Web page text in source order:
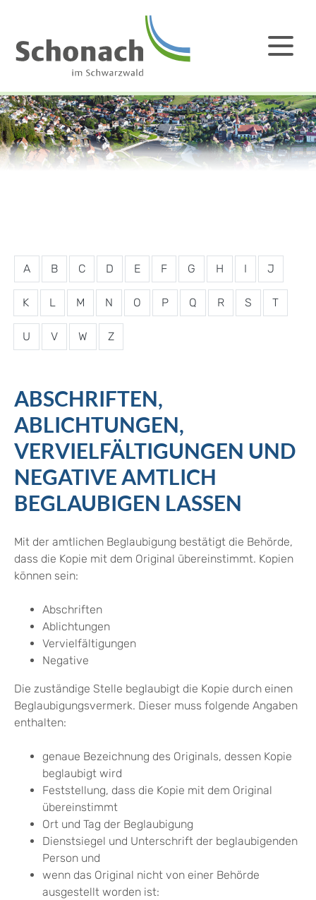
A B C D E F G H I J
K L M N O P Q R S T
U V W Z
ABSCHRIFTEN,
ABLICHTUNGEN,
VERVIELFÄLTIGUNGEN UND
NEGATIVE AMTLICH
BEGLAUBIGEN LASSEN
Mit der amtlichen Beglaubigung bestätigt die Behörde,
dass die Kopie mit dem Original übereinstimmt. Kopien
können sein:
Abschriften
Ablichtungen
Vervielfältigungen
Negative
Die zuständige Stelle beglaubigt die Kopie durch einen
Beglaubigungsvermerk. Dieser muss folgende Angaben
enthalten:
genaue Bezeichnung des Originals, dessen Kopie
beglaubigt wird
Feststellung, dass die Kopie mit dem Original
übereinstimmt
Ort und Tag der Beglaubigung
Dienstsiegel und Unterschrift der beglaubigenden
Person und
wenn das Original nicht von einer Behörde
ausgestellt worden ist: